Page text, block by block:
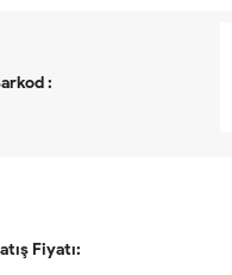
:
Fiyatı: